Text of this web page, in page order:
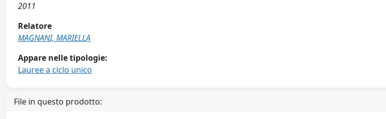
2011
Relatore
MAGNANI, MARIELLA
Appare nelle tipologie:
Lauree a ciclo unico
File in questo prodotto: